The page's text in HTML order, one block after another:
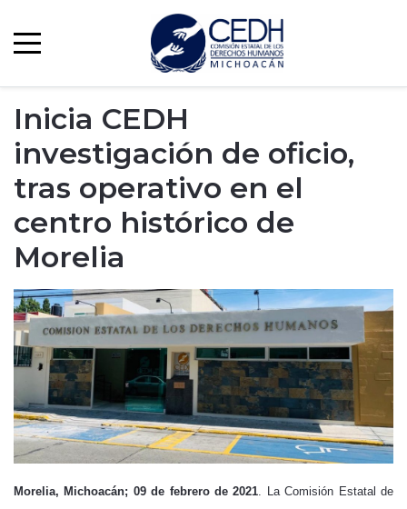
Inicia CEDH
investigación de oficio,
tras operativo en el
centro histórico de
Morelia
Morelia, Michoacán; 09 de febrero de 2021. La Comisión Estatal de